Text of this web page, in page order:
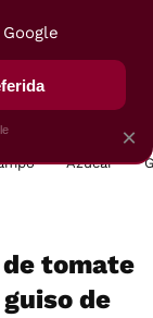
Azúcar
tomate
de
×